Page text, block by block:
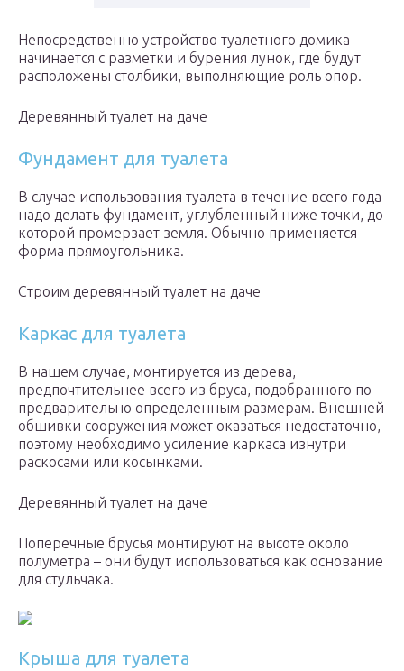
Непосредственно устройство туалетного домика
начинается с разметки и бурения лунок, где будут
расположены столбики, выполняющие роль опор.
Деревянный туалет на даче
Фундамент для туалета
В случае использования туалета в течение всего года
надо делать фундамент, углубленный ниже точки, до
которой промерзает земля. Обычно применяется
форма прямоугольника.
Строим деревянный туалет на даче
Каркас для туалета
В нашем случае, монтируется из дерева,
предпочтительнее всего из бруса, подобранного по
предварительно определенным размерам. Внешней
обшивки сооружения может оказаться недостаточно,
поэтому необходимо усиление каркаса изнутри
раскосами или косынками.
Деревянный туалет на даче
Поперечные брусья монтируют на высоте около
полуметра – они будут использоваться как основание
для стульчака.
Крыша для туалета